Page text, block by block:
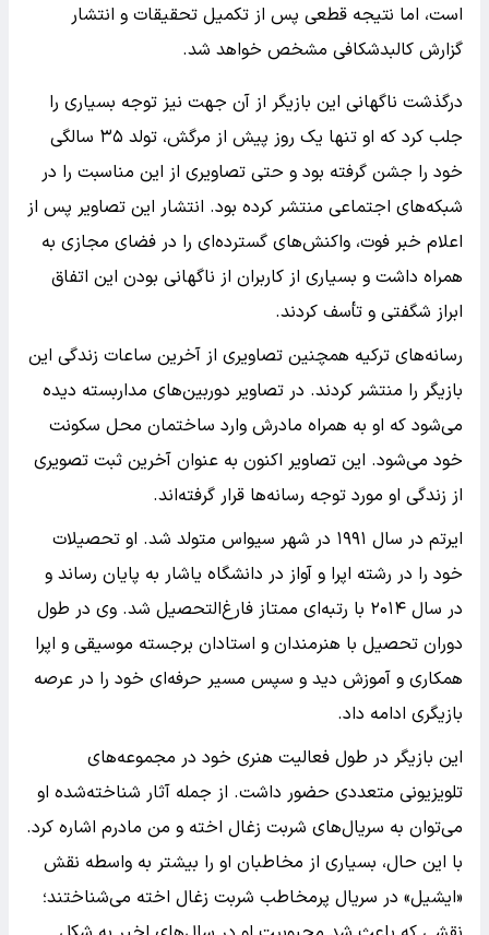
است، اما نتیجه قطعی پس از تکمیل تحقیقات و انتشار
گزارش کالبدشکافی مشخص خواهد شد.
درگذشت ناگهانی این بازیگر از آن جهت نیز توجه بسیاری را
جلب کرد که او تنها یک روز پیش از مرگش، تولد ۳۵ سالگی
خود را جشن گرفته بود و حتی تصاویری از این مناسبت را در
شبکه‌های اجتماعی منتشر کرده بود. انتشار این تصاویر پس از
اعلام خبر فوت، واکنش‌های گسترده‌ای را در فضای مجازی به
همراه داشت و بسیاری از کاربران از ناگهانی بودن این اتفاق
ابراز شگفتی و تأسف کردند.
رسانه‌های ترکیه همچنین تصاویری از آخرین ساعات زندگی این
بازیگر را منتشر کردند. در تصاویر دوربین‌های مداربسته دیده
می‌شود که او به همراه مادرش وارد ساختمان محل سکونت
خود می‌شود. این تصاویر اکنون به عنوان آخرین ثبت تصویری
از زندگی او مورد توجه رسانه‌ها قرار گرفته‌اند.
ایرتم در سال ۱۹۹۱ در شهر سیواس متولد شد. او تحصیلات
خود را در رشته اپرا و آواز در دانشگاه یاشار به پایان رساند و
در سال ۲۰۱۴ با رتبه‌ای ممتاز فارغ‌التحصیل شد. وی در طول
دوران تحصیل با هنرمندان و استادان برجسته موسیقی و اپرا
همکاری و آموزش دید و سپس مسیر حرفه‌ای خود را در عرصه
بازیگری ادامه داد.
این بازیگر در طول فعالیت هنری خود در مجموعه‌های
تلویزیونی متعددی حضور داشت. از جمله آثار شناخته‌شده او
می‌توان به سریال‌های شربت زغال اخته و من مادرم اشاره کرد.
با این حال، بسیاری از مخاطبان او را بیشتر به واسطه نقش
«ایشیل» در سریال پرمخاطب شربت زغال اخته می‌شناختند؛